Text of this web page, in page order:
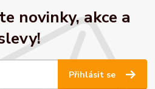
novinky, akce a
Přihlásit se